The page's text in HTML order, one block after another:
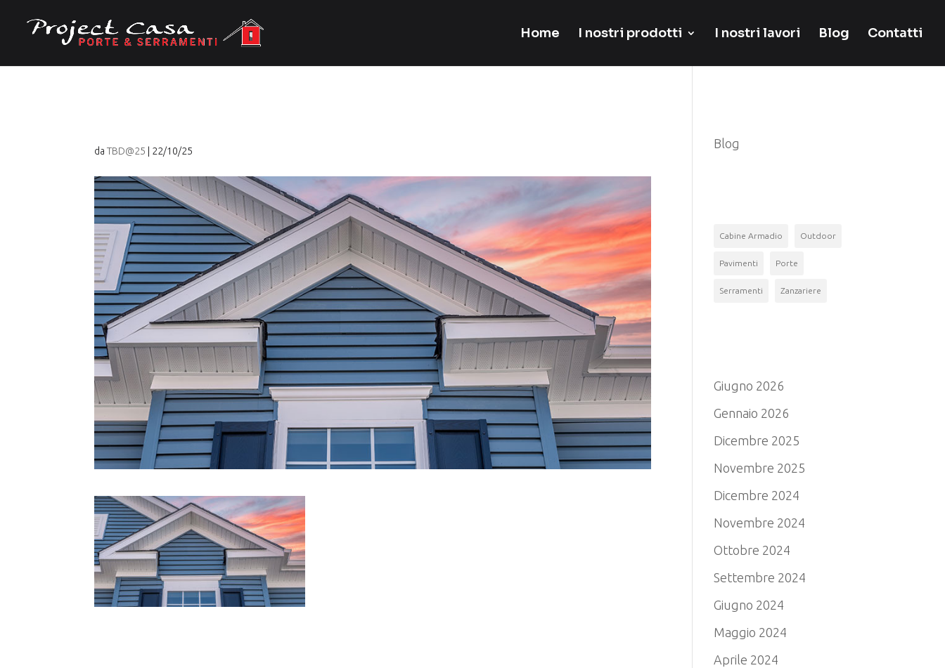
Home I nostri prodotti I nostri lavori Blog Contatti
daTBD@25 22/10/25
Blog
Cabine Armadio Outdoor
Pavimenti Porte
Serramenti Zanzariere
Giugno 2026
Gennaio 2026
Dicembre 2025
Novembre 2025
Dicembre 2024
Novembre 2024
Ottobre 2024
Settembre 2024
Giugno 2024
Maggio 2024
Aprile 2024